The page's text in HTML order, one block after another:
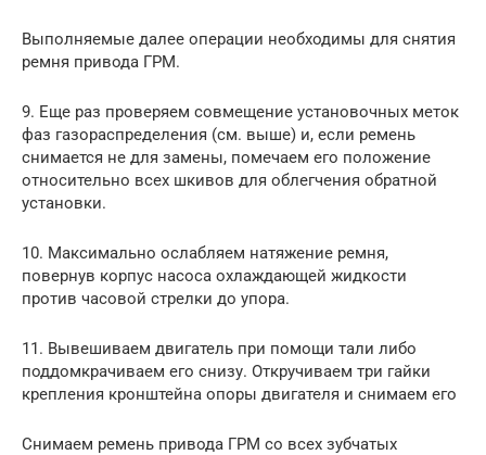
Выполняемые далее операции необходимы для снятия
ремня привода ГРМ.
9. Еще раз проверяем совмещение установочных меток
фаз газораспределения (см. выше) и, если ремень
снимается не для замены, помечаем его положение
относительно всех шкивов для облегчения обратной
установки.
10. Максимально ослабляем натяжение ремня,
повернув корпус насоса охлаждающей жидкости
против часовой стрелки до упора.
11. Вывешиваем двигатель при помощи тали либо
поддомкрачиваем его снизу. Откручиваем три гайки
крепления кронштейна опоры двигателя и снимаем его
Снимаем ремень привода ГРМ со всех зубчатых